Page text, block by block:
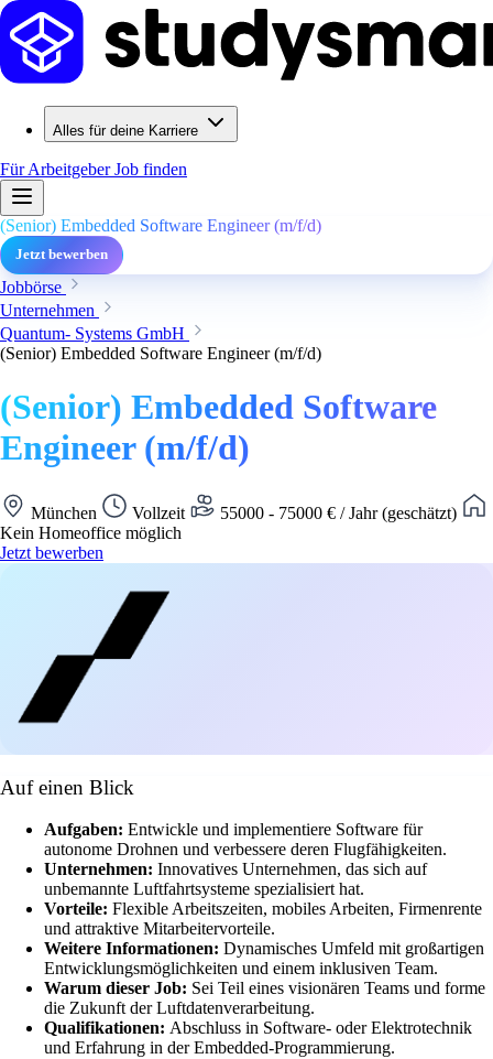
Alles für deine Karriere
Für ArbeitgeberJob finden
(Senior) Embedded Software Engineer (m/f/d)
Jetzt bewerben
Jobbörse
Unternehmen
Quantum- Systems GmbH
(Senior) Embedded Software Engineer (m/f/d)
(Senior) Embedded Software
Engineer (m/f/d)
München Vollzeit
55000 - 75000 € / Jahr (geschätzt)
Kein Homeoffice möglich
Jetzt bewerben
Auf einen Blick
Aufgaben: Entwickle und implementiere Software für
autonome Drohnen und verbessere deren Flugfähigkeiten.
Unternehmen: Innovatives Unternehmen, das sich auf
unbemannte Luftfahrtsysteme spezialisiert hat.
Vorteile: Flexible Arbeitszeiten, mobiles Arbeiten, Firmenrente
und attraktive Mitarbeitervorteile.
Weitere Informationen: Dynamisches Umfeld mit großartigen
Entwicklungsmöglichkeiten und einem inklusiven Team.
Warum dieser Job: Sei Teil eines visionären Teams und forme
die Zukunft der Luftdatenverarbeitung.
Qualifikationen: Abschluss in Software- oder Elektrotechnik
und Erfahrung in der Embedded-Programmierung.